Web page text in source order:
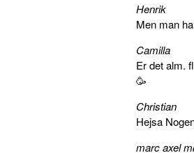
Henrik
Men man
Camilla
Er det alm.
🥳
Christian
Hejsa
marc axel